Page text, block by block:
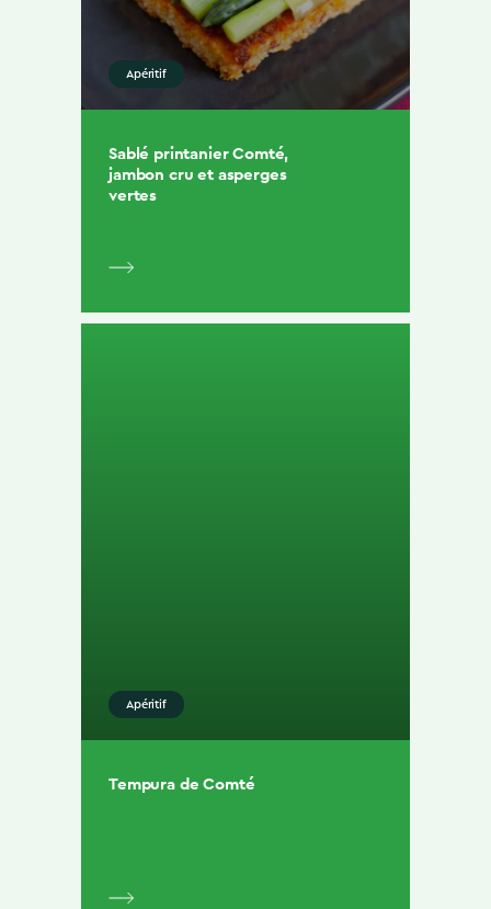
Apéritif
Sablé printanier Comté,
jambon cru et asperges
vertes
Apéritif
Tempura de Comté